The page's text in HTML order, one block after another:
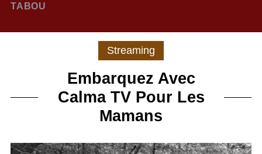
TABOU
Streaming
Embarquez Avec
Calma TV Pour Les
Mamans